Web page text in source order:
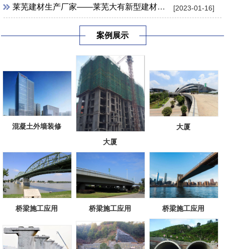
[2023-01-16]
莱芜建材生产厂家——莱芜大有新型建材有限公司
案例展示
混凝土外墙装修
大厦
大厦
桥梁施工应用 桥梁施工应用 桥梁施工应用